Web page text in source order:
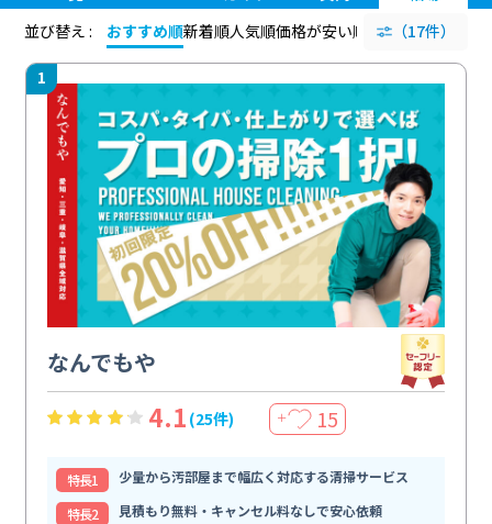
並び替え :
おすすめ順新着順人気順価格が安い順 評価が高い順
（17件）
1
なんでもや
4.1 (25件) ＋ 15
特⻑1
少量から汚部屋まで幅広く対応する清掃サービス
特⻑2
見積もり無料・キャンセル料なしで安心依頼